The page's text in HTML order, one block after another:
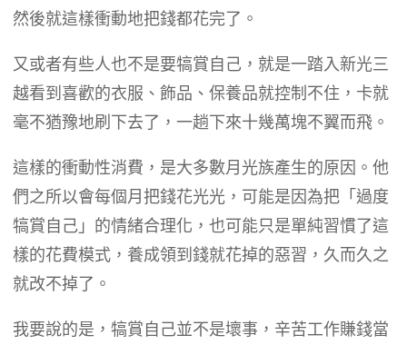
然後就這樣衝動地把錢都花完了。
又或者有些人也不是要犒賞自己，就是一踏入新光三
越看到喜歡的衣服、飾品、保養品就控制不住，卡就
毫不猶豫地刷下去了，一趟下來十幾萬塊不翼而飛。
這樣的衝動性消費，是大多數月光族產生的原因。他
們之所以會每個月把錢花光光，可能是因為把「過度
犒賞自己」的情緒合理化，也可能只是單純習慣了這
樣的花費模式，養成領到錢就花掉的惡習，久而久之
就改不掉了。
我要說的是，犒賞自己並不是壞事，辛苦工作賺錢當